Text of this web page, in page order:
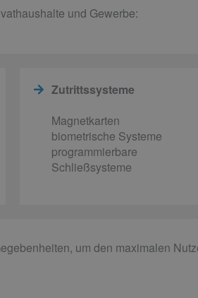
und Gewerbe:
Zutrittssysteme
Magnetkarten
biometrische Systeme
programmierbare
Schließsysteme
um den maximalen